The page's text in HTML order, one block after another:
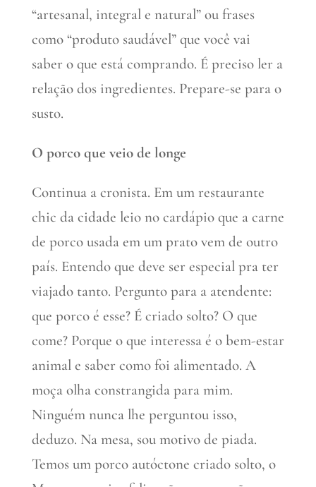
“artesanal, integral e natural” ou frases
como “produto saudável” que você vai
saber o que está comprando. É preciso ler a
relação dos ingredientes. Prepare-se para o
susto.
O porco que veio de longe
Continua a cronista. Em um restaurante
chic da cidade leio no cardápio que a carne
de porco usada em um prato vem de outro
país. Entendo que deve ser especial pra ter
viajado tanto. Pergunto para a atendente:
que porco é esse? É criado solto? O que
come? Porque o que interessa é o bem-estar
animal e saber como foi alimentado. A
moça olha constrangida para mim.
Ninguém nunca lhe perguntou isso,
deduzo. Na mesa, sou motivo de piada.
Temos um porco autóctone criado solto, o